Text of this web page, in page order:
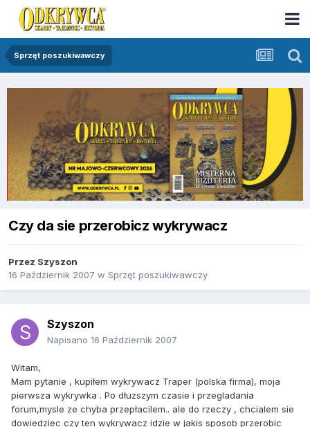
Sprzęt poszukiwawczy
Czy da sie przerobicz wykrywacz
Przez Szyszon
16 Październik 2007 w Sprzęt poszukiwawczy
Szyszon
Napisano 16 Październik 2007
Witam,
Mam pytanie , kupiłem wykrywacz Traper (polska firma), moja
pierwsza wykrywka . Po dłuzszym czasie i przegladania
forum,mysle ze chyba przepłacilem.. ale do rzeczy , chcialem sie
dowiedziec czy ten wykrywacz idzie w jakis sposob przerobic